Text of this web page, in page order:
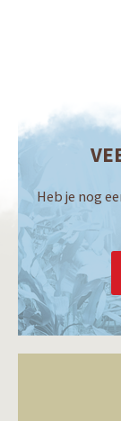
Heb je nog